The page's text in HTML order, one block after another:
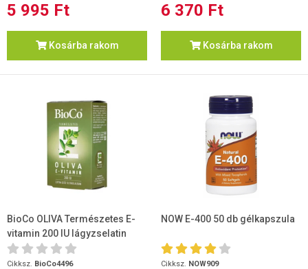
5 995 Ft
Kosárba rakom
6 370 Ft
Kosárba rakom
BioCo OLIVA Természetes E-
vitamin 200 IU lágyzselatin
kapszula 60 db
Cikksz. BioCo4496
NOW E-400 50 db gélkapszula
Cikksz. NOW909